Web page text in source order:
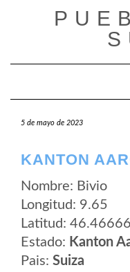
5 de mayo de 2023
KANTON
Nombre: Bivio
Longitud: 9.65
Latitud:
Estado: Kanton
Pais: Suiza